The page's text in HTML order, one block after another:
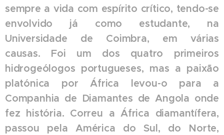
sempre a vida com espírito crítico, tendo-se
envolvido já como estudante, na
Universidade de Coimbra, em várias
causas. Foi um dos quatro primeiros
hidrogeólogos portugueses, mas a paixão
platónica por África levou-o para a
Companhia de Diamantes de Angola onde
fez história. Correu a África diamantífera,
passou pela América do Sul, do Norte,